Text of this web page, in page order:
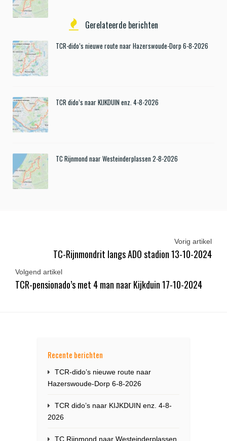
Gerelateerde berichten
TCR-dido’s nieuwe route naar Hazerswoude-Dorp 6-8-2026
TCR dido’s naar KIJKDUIN enz. 4-8-2026
TC Rijnmond naar Westeinderplassen 2-8-2026
Vorig artikel
TC-Rijnmondrit langs ADO stadion 13-10-2024
Volgend artikel
TCR-pensionado’s met 4 man naar Kijkduin 17-10-2024
Recente berichten
TCR-dido’s nieuwe route naar
Hazerswoude-Dorp 6-8-2026
TCR dido’s naar KIJKDUIN enz. 4-8-
2026
TC Rijnmond naar Westeinderplassen